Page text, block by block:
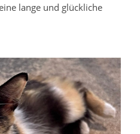
lange und glückliche